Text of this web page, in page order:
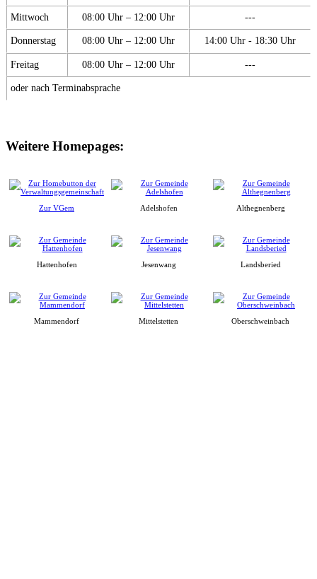
Mittwoch 08:00 Uhr – 12:00 Uhr ---
Donnerstag 08:00 Uhr – 12:00 Uhr 14:00 Uhr - 18:30 Uhr
Freitag 08:00 Uhr – 12:00 Uhr ---
oder nach Terminabsprache
Weitere Homepages:
Zur VGem Adelshofen Althegnenberg
Hattenhofen Jesenwang Landsberied
Mammendorf Mittelstetten Oberschweinbach